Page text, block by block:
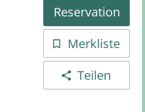
Reservation
Merkliste
Teilen